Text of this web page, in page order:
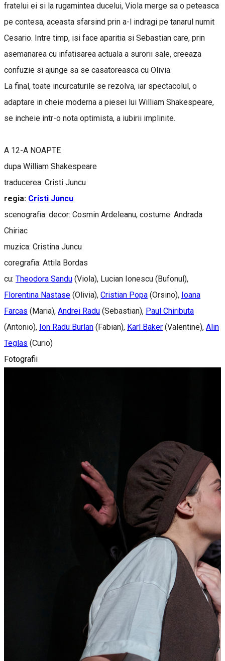
fratelui ei si la rugamintea ducelui, Viola merge sa o peteasca
pe contesa, aceasta sfarsind prin a-l indragi pe tanarul numit
Cesario. Intre timp, isi face aparitia si Sebastian care, prin
asemanarea cu infatisarea actuala a surorii sale, creeaza
confuzie si ajunge sa se casatoreasca cu Olivia.
La final, toate incurcaturile se rezolva, iar spectacolul, o
adaptare in cheie moderna a piesei lui William Shakespeare,
se incheie intr-o nota optimista, a iubirii implinite.
A 12-A NOAPTE
dupa William Shakespeare
traducerea: Cristi Juncu
regia: Cristi Juncu
scenografia: decor: Cosmin Ardeleanu, costume: Andrada
Chiriac
muzica: Cristina Juncu
coregrafia: Attila Bordas
cu: Theodora Sandu (Viola), Lucian Ionescu (Bufonul),
Florentina Nastase (Olivia), Cristian Popa (Orsino), Ioana
Farcas (Maria), Andrei Radu (Sebastian), Paul Chiributa
(Antonio), Ion Radu Burlan (Fabian), Karl Baker (Valentine), Alin
Teglas (Curio)
Fotografii